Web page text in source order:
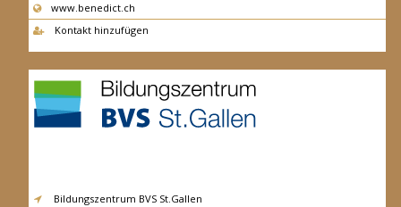
www.benedict.ch
Kontakt hinzufügen
Bildungszentrum BVS St.Gallen